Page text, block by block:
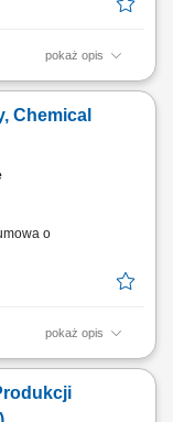
pokaż opis
oraz
prac.
Po
Chemical
o
pokaż opis
department
AG based in
all production
Its mandate is